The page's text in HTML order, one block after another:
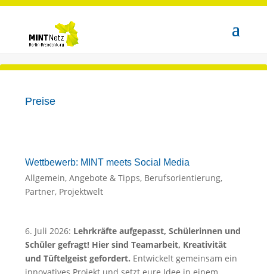
Preise
Wettbewerb: MINT meets Social Media
Allgemein, Angebote & Tipps, Berufsorientierung,
Partner, Projektwelt
6. Juli 2026: Lehrkräfte aufgepasst, Schülerinnen und
Schüler gefragt! Hier sind Teamarbeit, Kreativität
und Tüftelgeist gefordert. Entwickelt gemeinsam ein